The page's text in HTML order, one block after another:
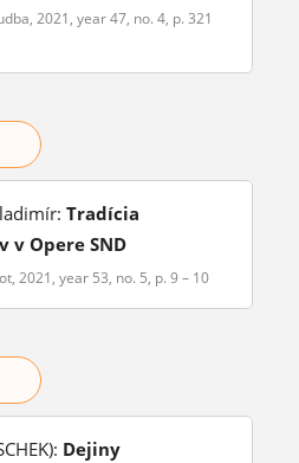
2021, year 47, no. 4, p. 321
Tradícia
v Opere SND
2021, year 53, no. 5, p. 9 – 10
Dejiny